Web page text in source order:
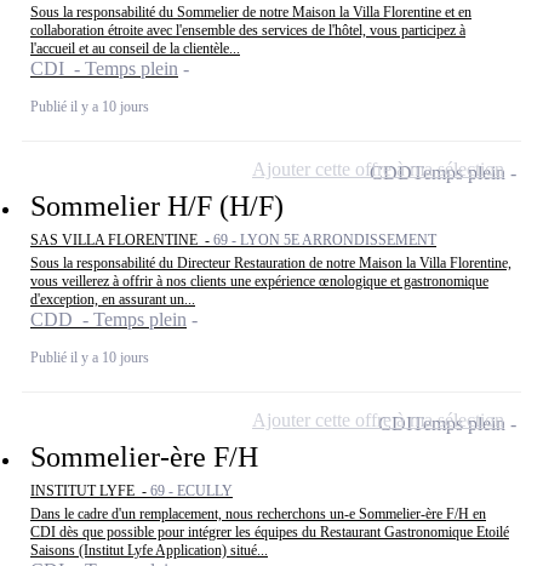
Sous la responsabilité du Sommelier de notre Maison la Villa Florentine et en
collaboration étroite avec l'ensemble des services de l'hôtel, vous participez à
l'accueil et au conseil de la clientèle...
CDI - Temps plein
Publié il y a 10 jours
Sommelier H/F (H/F)
SAS VILLA FLORENTINE - 69 - LYON 5E ARRONDISSEMENT
Sous la responsabilité du Directeur Restauration de notre Maison la Villa Florentine,
vous veillerez à offrir à nos clients une expérience œnologique et gastronomique
d'exception, en assurant un...
CDD - Temps plein
Publié il y a 10 jours
CDDTemps plein
Ajouter cette offre à ma sélection
Sommelier-ère F/H
INSTITUT LYFE - 69 - ECULLY
Dans le cadre d'un remplacement, nous recherchons un-e Sommelier-ère F/H en
CDI dès que possible pour intégrer les équipes du Restaurant Gastronomique Etoilé
Saisons (Institut Lyfe Application) situé...
CDITemps plein
Ajouter cette offre à ma sélection